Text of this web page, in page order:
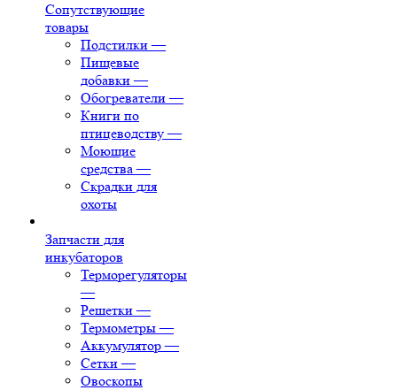
Сопутствующие
товары
Подстилки —
Пищевые
добавки —
Обогреватели —
Книги по
птицеводству —
Моющие
средства —
Скрадки для
охоты
Запчасти для
инкубаторов
Терморегуляторы
—
Решетки —
Термометры —
Аккумулятор —
Сетки —
Овоскопы